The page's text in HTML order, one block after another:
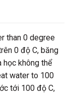
than 0 degree
0 độ C, băng
không thể
water to 100
tới 100 độ C,